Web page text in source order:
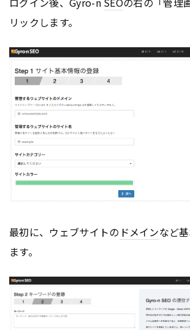
リックします。
最初に、ウェブサイトの ドメインなど
ます。